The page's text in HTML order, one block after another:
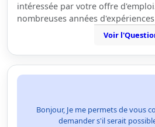
intéressée par votre offre
nombreuses années
Voir
Bonjour, Je me permets de vous
demander s'il serait